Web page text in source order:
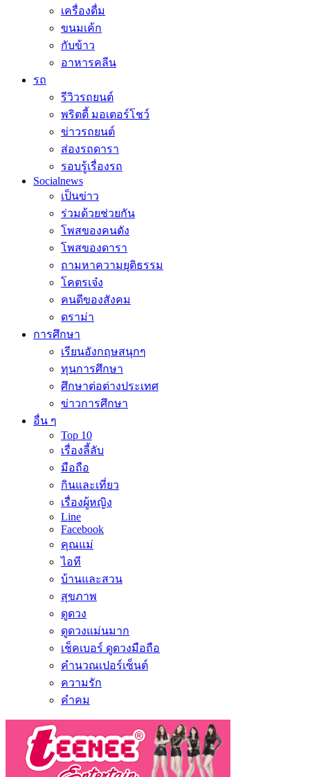
เครื่องดื่ม
ขนมเค้ก
กับข้าว
อาหารคลีน
รถ
รีวิวรถยนต์
พริตตี้ มอเตอร์โชว์
ข่าวรถยนต์
ส่องรถดารา
รอบรู้เรื่องรถ
Socialnews
เป็นข่าว
ร่วมด้วยช่วยกัน
โพสของคนดัง
โพสของดารา
ถามหาความยุติธรรม
โคตรเจ๋ง
คนดีของสังคม
ดราม่า
การศึกษา
เรียนอังกฤษสนุกๆ
ทุนการศึกษา
ศึกษาต่อต่างประเทศ
ข่าวการศึกษา
อื่น ๆ
Top 10
เรื่องลี้ลับ
มือถือ
กินและเที่ยว
เรื่องผู้หญิง
Line
Facebook
คุณแม่
ไอที
บ้านและสวน
สุขภาพ
ดูดวง
ดูดวงแม่นมาก
เช็คเบอร์ ดูดวงมือถือ
คำนวณเปอร์เซ็นต์
ความรัก
คำคม